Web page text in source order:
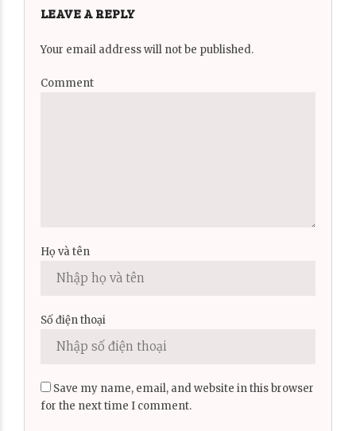
LEAVE A REPLY
Your email address will not be published.
Comment
Họ và tên
Số điện thoại
Save my name, email, and website in this browser
for the next time I comment.